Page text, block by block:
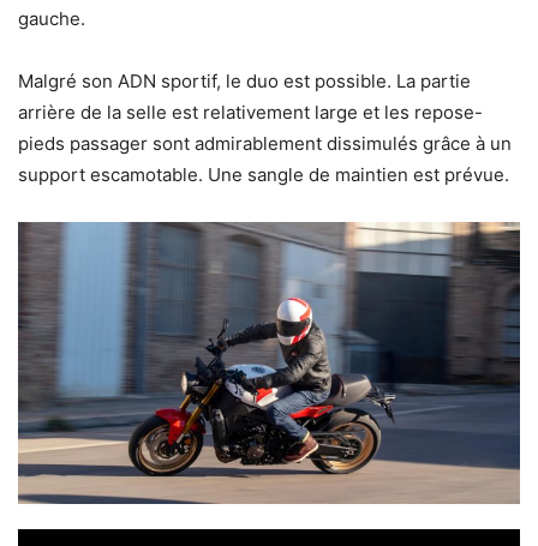
gauche.
Malgré son ADN sportif, le duo est possible. La partie
arrière de la selle est relativement large et les repose-
pieds passager sont admirablement dissimulés grâce à un
support escamotable. Une sangle de maintien est prévue.